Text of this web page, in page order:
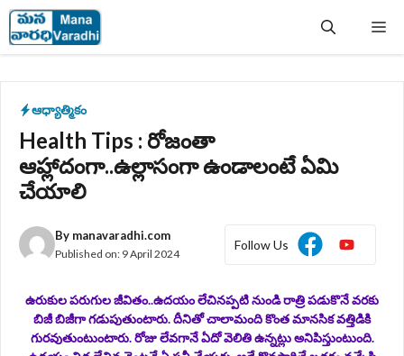
Skip
to
content
ఆధ్యాత్మికం
Health Tips : రోజంతా
ఆహ్లాదంగా..ఉల్లాసంగా ఉండాలంటే ఏమి
చేయాలి
By manavaradhi.com
Published on: 9 April 2024
Follow Us
ఉరుకుల పరుగుల జీవితం..ఉదయం లేచినప్పటి నుండి రాత్రి పడుకొనే వరకు
బిజీ బిజీగా గడుపుతుంటారు. దీనితో చాలామంది కొంత మానసిక వత్తిడికి
గురవుతుంటుంటారు. రోజు లేవగానే ఏదో వెలితి ఉన్నట్లు అనిపిస్తుంటుంది.